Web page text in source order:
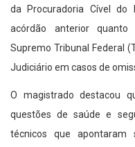
da Procuradoria Cível do
acórdão anterior
Supremo Tribunal Federal
Judiciário em casos de
O magistrado destacou
questões de saúde e
técnicos que apontaram